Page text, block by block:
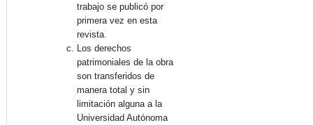
trabajo se publicó por
primera vez en esta
revista.
Los derechos
patrimoniales de la obra
son transferidos de
manera total y sin
limitación alguna a la
Universidad Autónoma